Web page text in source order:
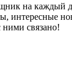
на каждый
интересные
ними связано!